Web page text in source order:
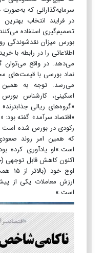
سرمایه‌گذارانی که
در فرایند انتخاب
تصمیم‌گیری استفاده
بورس میزان نقدشوندگی
اطلاعاتی را در رابطه ‌با
می‌دهد. در واقع می‌توان
نماد بورسی با
می‌رسد. توجه به همین
اسکینی، کارشناس
«گروه‌های ریالی
«اقتصاد سرآمد» گفته بود:
رکودی در بورس شده است
که همین امر روند
است.»او یادآوری کرده
اوج
ارزش معاملات یکی از
است.»